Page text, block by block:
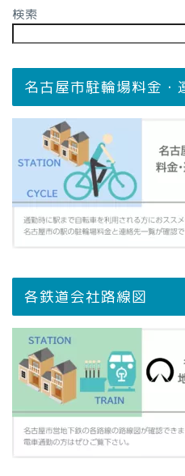
検索
名古屋市駐輪場料金・
各鉄道会社路線図